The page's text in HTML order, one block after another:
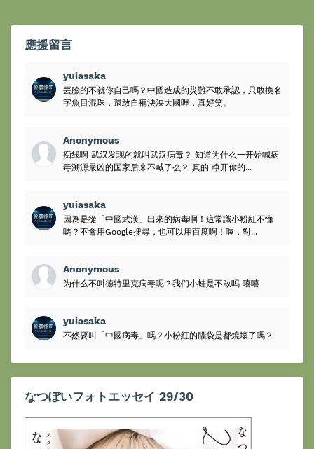
應援留言
yuiasaka
丟臉的不就你自己嗎？中國造成的災難不敢承認，只敢換名
字魚目混珠，還敢自稱泱泱大國哩，真好笑。
Anonymous
痴线啊 武汉发现的就叫武汉病毒？ 知道为什么一开始喊病
毒溯源最凶的国家后来不喊了么？ 真的 睁开你的...
yuiasaka
因為是從「中國武漢」出來的病毒啊！這常識小粉紅不懂
嗎？不會用Google搜尋，也可以用百度啊！喔，對...
Anonymous
为什么不叫德特里克病毒呢？我们小蛙是不敢吗 嘻嘻
yuiasaka
不然要叫「中國病毒」嗎？小粉紅的腦袋是都燒壞了嗎？
なつぽいフォトエッセイ 29/30